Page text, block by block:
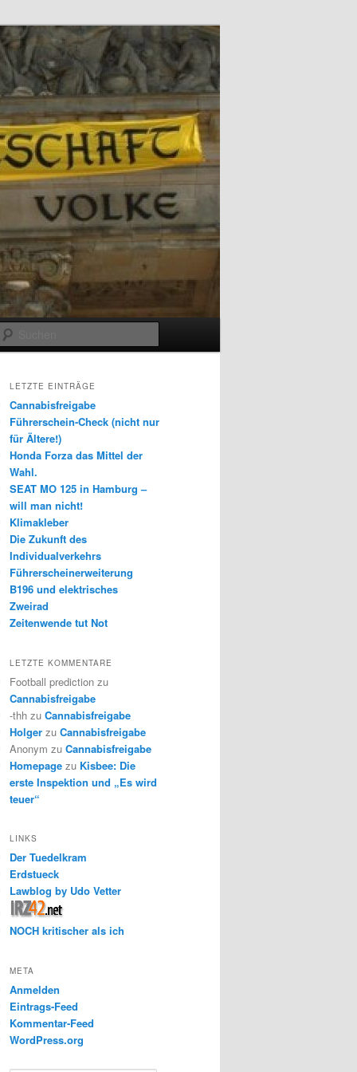
LETZTE EINTRÄGE
Cannabisfreigabe
Führerschein-Check (nicht nur
für Ältere!)
Honda Forza das Mittel der
Wahl.
SEAT MO 125 in Hamburg –
will man nicht!
Klimakleber
Die Zukunft des
Individualverkehrs
Führerscheinerweiterung
B196 und elektrisches
Zweirad
Zeitenwende tut Not
LETZTE KOMMENTARE
Football prediction zu
Cannabisfreigabe
-thh zu Cannabisfreigabe
Holger zu Cannabisfreigabe
Anonym zu Cannabisfreigabe
Homepage zu Kisbee: Die
erste Inspektion und „Es wird
teuer“
LINKS
Der Tuedelkram
Erdstueck
Lawblog by Udo Vetter
NOCH kritischer als ich
META
Anmelden
Eintrags-Feed
Kommentar-Feed
WordPress.org